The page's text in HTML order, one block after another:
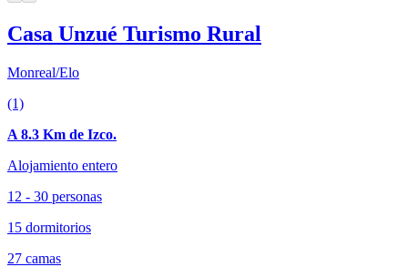
Casa Unzué Turismo Rural
Monreal/Elo
(1)
A 8.3 Km de Izco.
Alojamiento entero
12 - 30 personas
15 dormitorios
27 camas